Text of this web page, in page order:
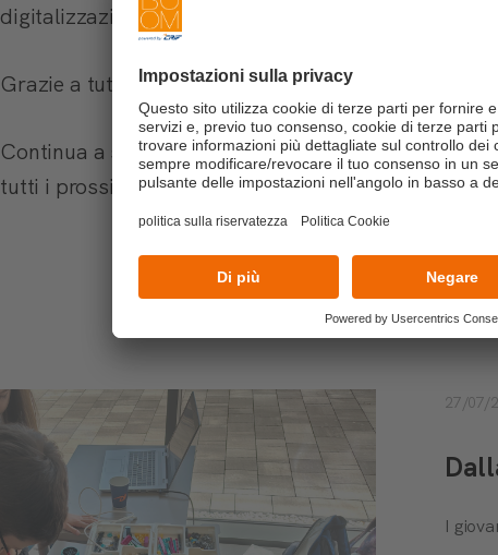
digitalizzazione, la transizione ecologica e
Grazie a tutti gli speaker e ai presenti!
Continua a seguirci anche sui nostri canali social
tutti i prossimi appuntamenti!
PIÙ
27/07/
I